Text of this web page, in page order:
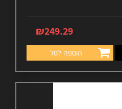
₪249.29
הוספה לסל